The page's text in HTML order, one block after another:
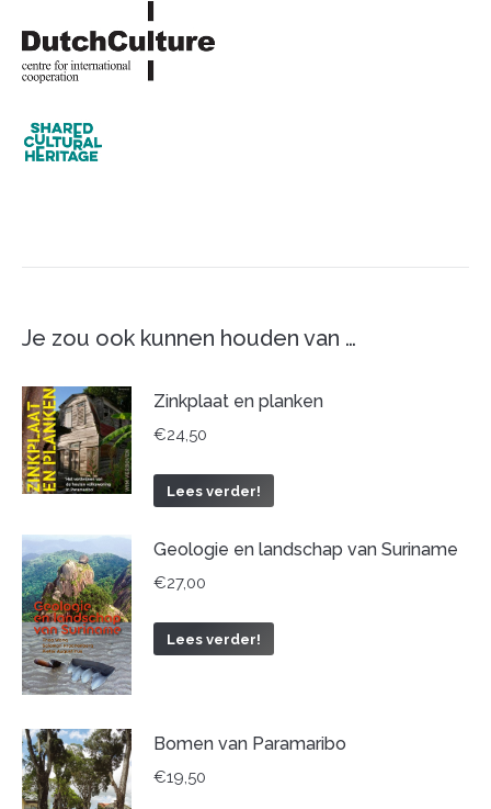
Je zou ook kunnen houden van …
Zinkplaat en planken
€24,50
Lees verder!
Geologie en landschap van Suriname
€27,00
Lees verder!
Bomen van Paramaribo
€19,50